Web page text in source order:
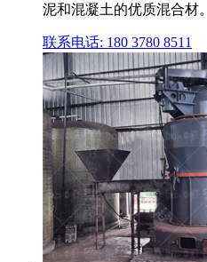
泥和混凝土的优质混合材。
联系电话: 180 3780 8511